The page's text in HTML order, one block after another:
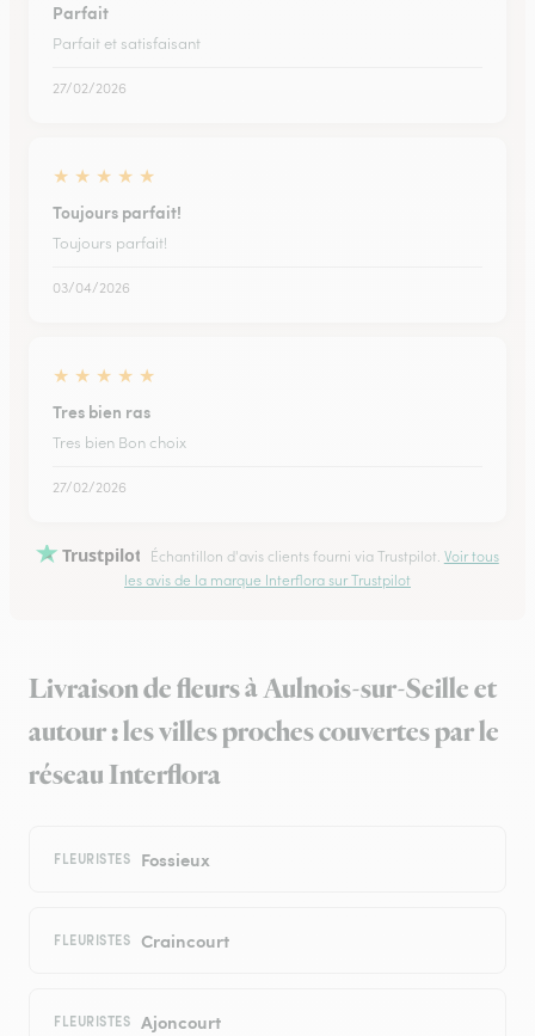
Parfait
Parfait et satisfaisant
27/02/2026
★ ★ ★ ★ ★
Toujours parfait!
Toujours parfait!
03/04/2026
★ ★ ★ ★ ★
Tres bien ras
Tres bien Bon choix
27/02/2026
Trustpilot Échantillon d'avis clients fourni via Trustpilot. Voir tous
les avis de la marque Interflora sur Trustpilot
Livraison de fleurs à Aulnois-sur-Seille et
autour : les villes proches couvertes par le
réseau Interflora
FLEURISTES Fossieux
FLEURISTES Craincourt
FLEURISTES Ajoncourt